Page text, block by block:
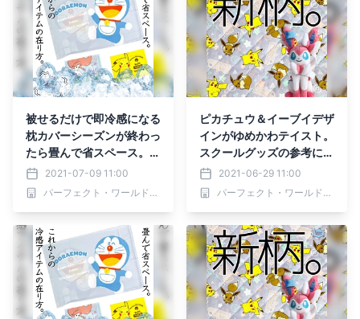
被せるだけで即冷感になる
枕カバーシーズンが終わっ
たら畳んで省スペース。ド
ラえもんやピカチュウ、ア
リエルの冷感まくらカバー
2021-07-09 11:00
パーフェクト・ワールド株式会社
ピカチュウ＆イーブイデザ
インがゆめかわテイスト。
スクールグッズの参考にし
てくださいね！
2021-06-29 11:00
パーフェクト・ワールド株式会社